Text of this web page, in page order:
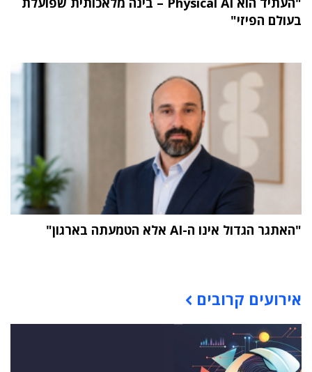
בעולם הפיזי"
"האתגר הגדול אינו ה-AI אלא הטמעתה בארגון"
אירועים קרובים